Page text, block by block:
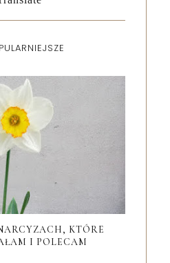
KTÓRE
I POLECAM